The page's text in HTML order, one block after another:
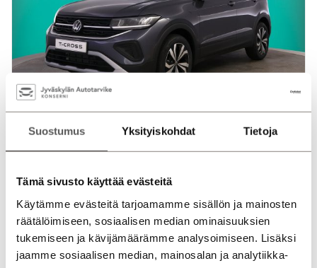
Suostumus Yksityiskohdat Tietoja
Tämä sivusto käyttää evästeitä
Käytämme evästeitä tarjoamamme sisällön ja mainosten
räätälöimiseen, sosiaalisen median ominaisuuksien
tukemiseen ja kävijämäärämme analysoimiseen. Lisäksi
jaamme sosiaalisen median, mainosalan ja analytiikka-
Style Edition 1,0 TSI 85 kW DSG-automaatti Tyylikäs, ja
paremmin varusteltu StyleEdition malli | Uusi
ajamaton / Led-Valot / Kaukovalo avustin /
Mikkeli 2026 Bensiini 1 km
30 250,00€ alk.418 €